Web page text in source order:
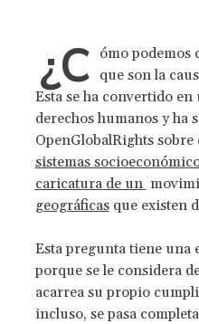
¿C ómo podemos
que son la
Esta se ha convertido
derechos humanos y ha
OpenGlobalRights sobre
sistemas
caricatura de un
geográficasque existen
Esta pregunta tiene una
porque se le considera
acarrea su propio
incluso, se pasa